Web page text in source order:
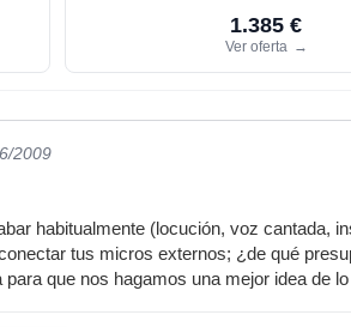
1.385 €
Ver oferta →
2009
habitualmente (locución, voz cantada,
tus micros externos; ¿de qué
que nos hagamos una mejor idea de